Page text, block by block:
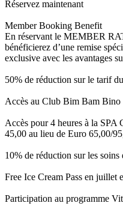
Réservez maintenant
Member Booking Benefit
En réservant le MEMBER
bénéficierez d’une remise
exclusive avec les avantages
50% de réduction sur le tarif
Accès au Club Bim Bam Bino
Accès pour 4 heures à la SPA
45,00 au lieu de Euro 65,00/
10% de réduction sur les soins
Free Ice Cream Pass en juillet
Participation au programme